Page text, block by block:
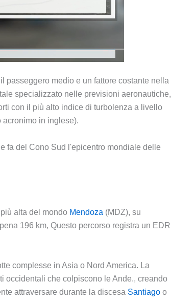
passeggero medio e un fattore costante nella
specializzato nelle previsioni aeronautiche,
con il più alto indice di turbolenza a livello
in inglese).
fa del Cono Sud l'epicentro mondiale delle
alta del mondo Mendoza (MDZ), su
196 km, Questo percorso registra un EDR
complesse in Asia o Nord America. La
occidentali che colpiscono le Ande., creando
attraversare durante la discesa Santiago o